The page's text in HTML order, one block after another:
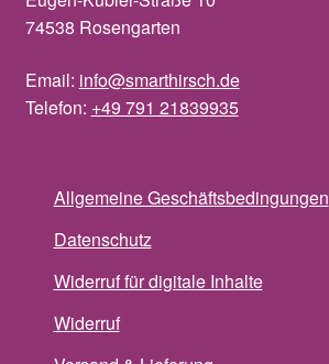
74538 Rosengarten
Email: info@smarthirsch.de
Telefon: +49 791 21839935
Allgemeine Geschäftsbedingungen
Datenschutz
Widerruf für digitale Inhalte
Widerruf